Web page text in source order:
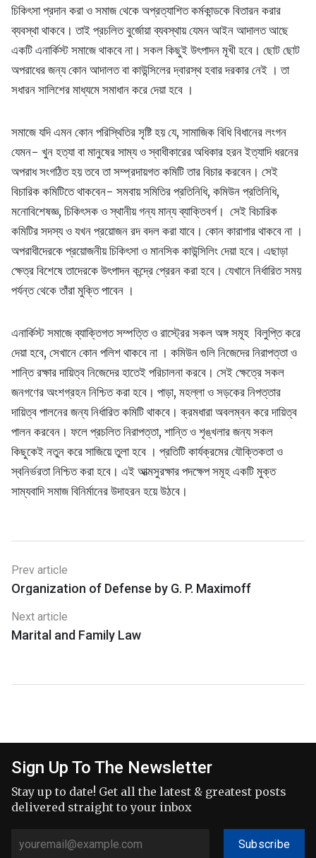
চিকিৎসা প্রদান করা ও সমাজ থেকে অপ্রত্যাশিত কর্মকান্ডকে বিতারন করার
ব্যবস্থা থাকবে। তাই প্রচলিত বুর্জোয়া ব্যবস্থায় যেমন আইন আদালত আছে
একটি এনার্কিস্ট সমাজে থাকবে না। সকল কিছুই উৎপাদন মূখী হবে। ছোট ছোট
অপরাধের জন্য কোন আদালত বা কাউন্সিলের দ্বারস্থ হবার দরকার নেই । তা
সধারন সালিশের মাধ্যমে সমাধান করে দেয়া হবে ।
সমাজে যদি এমন কোন পরিস্থিতির সৃষ্টি হয় যে, সামাজিক বিধি বিধানের লংগন
যেমন- খুন হত্যা বা মানুষের সাম্য ও স্বাধীকারের অধিকার হরন ইত্যাদি ধরনের
অপরাধ সংগঠিত হয় তবে তা সম্প্রদায়গত কমিটি তার বিচার করবেন। সেই
বিচারিক কমিটিতে থাকবেন- সমবায় সমিতির প্রতিনিধি, কমিউন প্রতিনিধি,
মনোবিশেষজ্ঞ, চিকিৎসক ও স্থানীয় গন্য মান্য ব্যাক্তিবর্গ। সেই বিচারিক
কমিটির সদস্য ও যখন প্রয়োজন রদ বদল করা যাবে। কোন কারাগার থাকবে না ।
অপরাধীদেরকে প্রয়োজনীয় চিকিৎসা ও মানসিক কাউন্সিলিং দেয়া হবে। এছাড়া
ক্ষেত্র বিশেষে তাদেরকে উৎপাদন কন্দ্রে প্রেরন করা হবে। যেখানে নির্ধারিত সময়
পর্যন্ত থেকে তাঁরা মুক্তি পাবেন ।
এনার্কিস্ট সমাজে ব্যাক্তিগত সম্পত্তি ও রাস্ট্রের সকল অঙ্গ সমূহ বিলুপ্তি করে
দেয়া হবে, সেখানে কোন পলিশ থাকবে না । কমিউন গুলি নিজেদের নিরাপত্তা ও
শান্তি রক্ষার দায়িত্ব নিজেদের হাতেই পরিচালনা করবে। সেই ক্ষেত্রে সকল
জনগণের অংশগ্রহন নিশ্চিত করা হবে। পাড়া, মহল্লা ও সড়কের নিপত্তার
দায়িত্ব পালনের জন্য নির্ধারিত কমিটি থাকবে। ক্রমধারা অবলম্বন করে দায়িত্ব
পালন করবেন। ফলে প্রচলিত নিরাপত্তা, শান্তি ও শৃঙ্খলার জন্য সকল
কিছুকেই নতুন করে সাজিয়ে তুলা হবে । প্রতিটি কার্যক্রমের যৌক্তিকতা ও
স্বনির্ভরতা নিশ্চিত করা হবে। এই আত্মসুরক্ষার পদক্ষেপ সমূহ একটি মুক্ত
সাম্যবাদি সমাজ বিনির্মানের উদাহরন হয়ে উঠবে।
Prev article
Organization of Defense by G. P. Maximoff
Next article
Marital and Family Law
Sign Up To The Newsletter
Stay up to date! Get all the latest & greatest posts
delivered straight to your inbox
Subscribe